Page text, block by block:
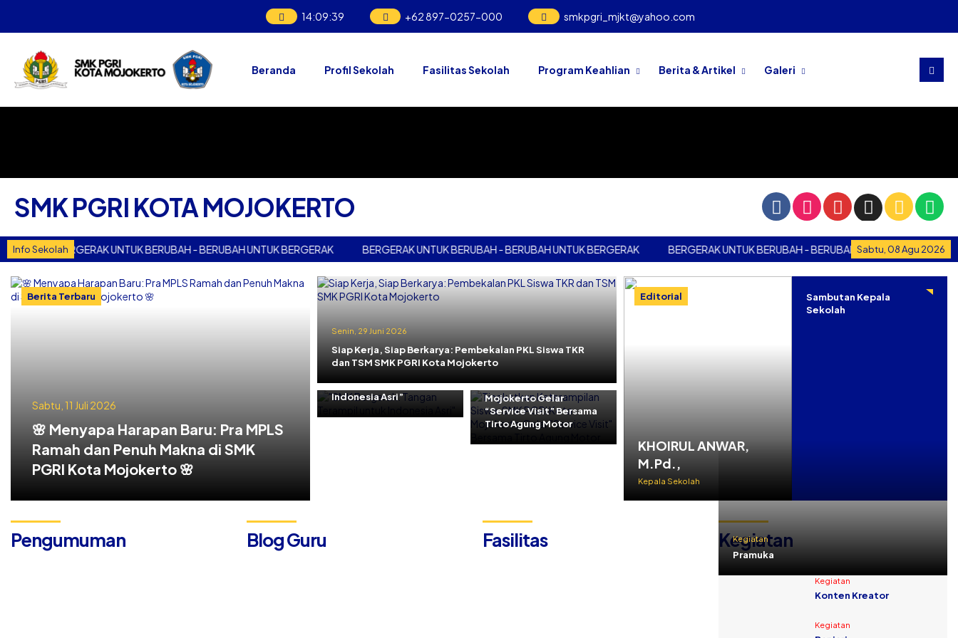
14:09:39 +62 897-0257-000 smkpgri_mjkt@yahoo.com
Beranda Profil Sekolah Fasilitas Sekolah Program Keahlian Berita & Artikel Galeri
SMK PGRI KOTA MOJOKERTO
Info Sekolah Sabtu, 08 Agu 2026
BERGERAK UNTUK BERUBAH - BERUBAH UNTUK BERGERAK BERGERAK UNTUK BERUBAH - BERUBAH UNTUK BERGERAK BERGERAK UNTUK BERUBAH - BERUBAH UNTUK BERGERAK
Berita Terbaru
Sabtu, 11 Juli 2026
🌸 Menyapa Harapan Baru: Pra MPLS
Ramah dan Penuh Makna di SMK
PGRI Kota Mojokerto 🌸
Senin, 29 Juni 2026
Siap Kerja, Siap Berkarya: Pembekalan PKL Siswa TKR
dan TSM SMK PGRI Kota Mojokerto
Kamis, 11 Juni 2026
Terampil untuk
Indonesia Asri”
Tingkatkan
SMK PGRI Kota
Mojokerto Gelar
“Service Visit” Bersama
Tirto Agung Motor
Editorial
KHOIRUL ANWAR,
M.Pd.,
Kepala Sekolah
Sambutan Kepala
Sekolah
Pengumuman Blog Guru Fasilitas Kegiatan
Kegiatan
Pramuka
Kegiatan
Konten Kreator
Kegiatan